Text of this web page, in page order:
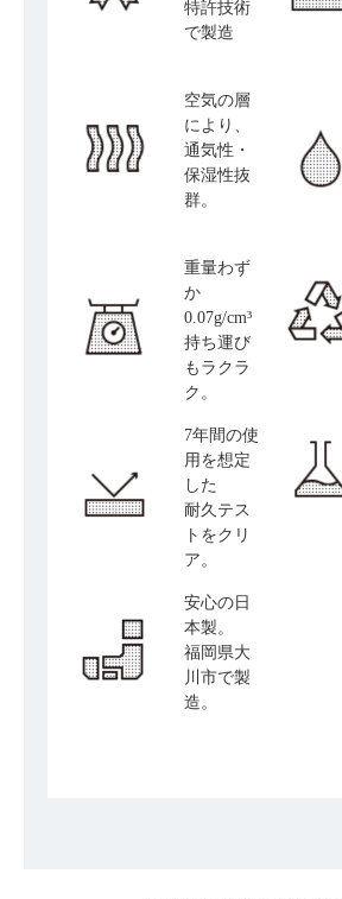
特許技術
で製造
空気の層
により、
通気性・
保湿性抜
群。
重量わず
か
0.07g/cm³
持ち運び
もラクラ
ク。
7年間の使
用を想定
した
耐久テス
トをクリ
ア。
安心の日
本製。
福岡県大
川市で製
造。